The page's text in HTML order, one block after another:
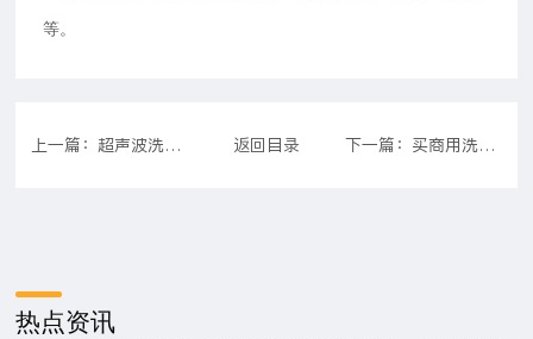
等。
上一篇：超声波洗碗机好用吗 工作原理是什么 返回目录 下一篇：买商用洗碗机重点考虑哪些方面?商用洗碗机哪个牌子好?
热点资讯